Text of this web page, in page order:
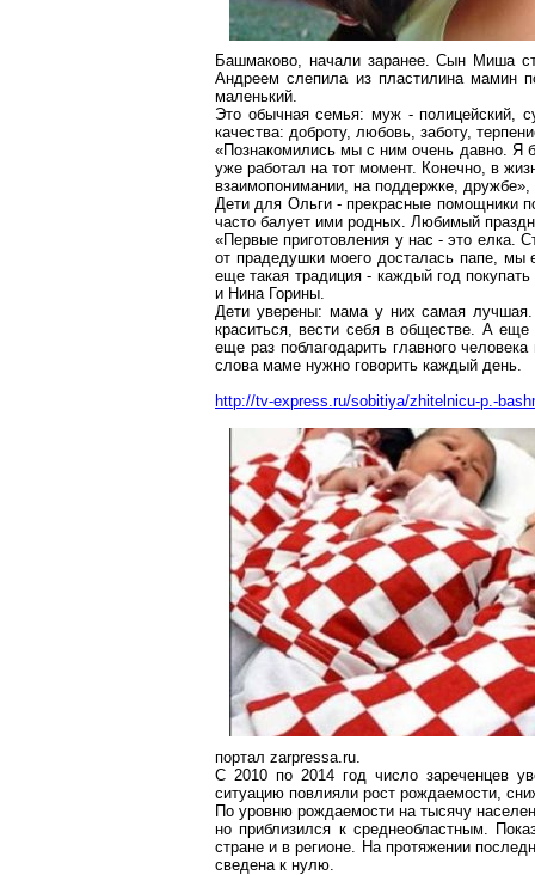
Башмаково, начали заранее. Сын Миша
Андреем слепила из пластилина мамин
маленький.
Это обычная семья: муж - полицейский,
качества: доброту, любовь, заботу,
«Познакомились мы с ним очень давно. Я
уже работал на тот момент. Конечно, в
взаимопонимании, на поддержке,
Дети для Ольги - прекрасные помощники
часто балует ими родных. Любимый
«Первые приготовления у нас - это елка.
от прадедушки моего досталась папе,
еще такая традиция - каждый год
и Нина Горины.
Дети уверены: мама у них самая
краситься, вести себя в обществе. А
еще раз поблагодарить главного
слова маме нужно говорить каждый день.
http://tv-express.ru/sobitiya/zhitelnicu-p.-
портал zarpressa.ru.
С 2010 по 2014 год число зареченцев
ситуацию повлияли рост рождаемости,
По уровню рождаемости на тысячу
но приблизился к среднеобластным.
стране и в регионе. На протяжении
сведена к нулю.